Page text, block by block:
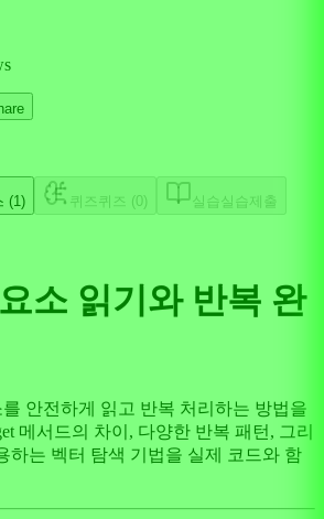
(1 ) 퀴즈 퀴즈 (0 ) 실습실습제출
소 읽기와 반복 완
안전하게 읽고 반복 처리하는 방법을
메서드의 차이, 다양한 반복 패턴, 그리
하는 벡터 탐색 기법을 실제 코드와 함